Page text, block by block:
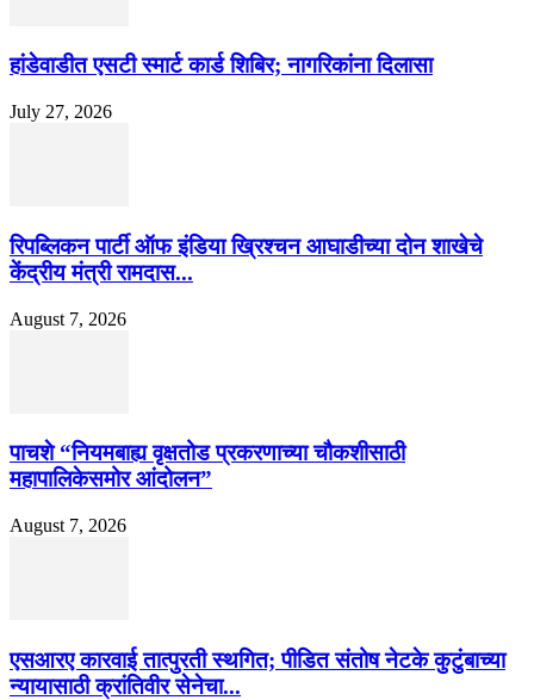
हांडेवाडीत एसटी स्मार्ट कार्ड शिबिर; नागरिकांना दिलासा
July 27, 2026
रिपब्लिकन पार्टी ऑफ इंडिया ख्रिश्चन आघाडीच्या दोन शाखेचे
केंद्रीय मंत्री रामदास...
August 7, 2026
पाचशे “नियमबाह्य वृक्षतोड प्रकरणाच्या चौकशीसाठी
महापालिकेसमोर आंदोलन”
August 7, 2026
एसआरए कारवाई तात्पुरती स्थगित; पीडित संतोष नेटके कुटुंबाच्या
न्यायासाठी क्रांतिवीर सेनेचा...